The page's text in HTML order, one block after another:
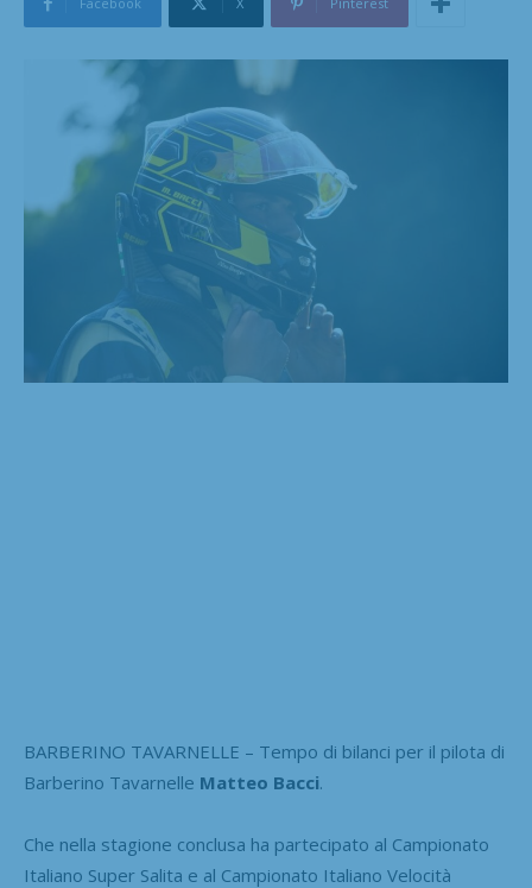
BARBERINO TAVARNELLE – Tempo di bilanci per il pilota di
Barberino Tavarnelle Matteo Bacci.
Che nella stagione conclusa ha partecipato al Campionato
Italiano Super Salita e al Campionato Italiano Velocità